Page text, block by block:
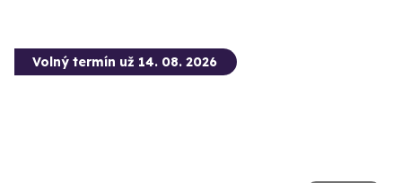
Volný termín už 14. 08. 2026